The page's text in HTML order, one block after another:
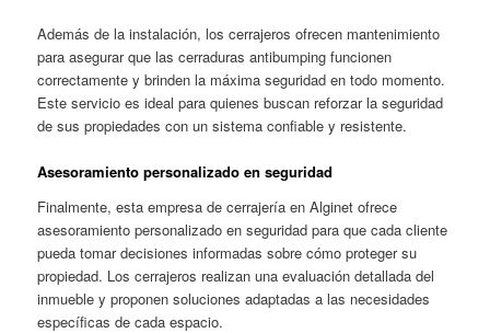
Además de la instalación, los cerrajeros ofrecen mantenimiento
para asegurar que las cerraduras antibumping funcionen
correctamente y brinden la máxima seguridad en todo momento.
Este servicio es ideal para quienes buscan reforzar la seguridad
de sus propiedades con un sistema confiable y resistente.
Asesoramiento personalizado en seguridad
Finalmente, esta empresa de cerrajería en Alginet ofrece
asesoramiento personalizado en seguridad para que cada cliente
pueda tomar decisiones informadas sobre cómo proteger su
propiedad. Los cerrajeros realizan una evaluación detallada del
inmueble y proponen soluciones adaptadas a las necesidades
específicas de cada espacio.